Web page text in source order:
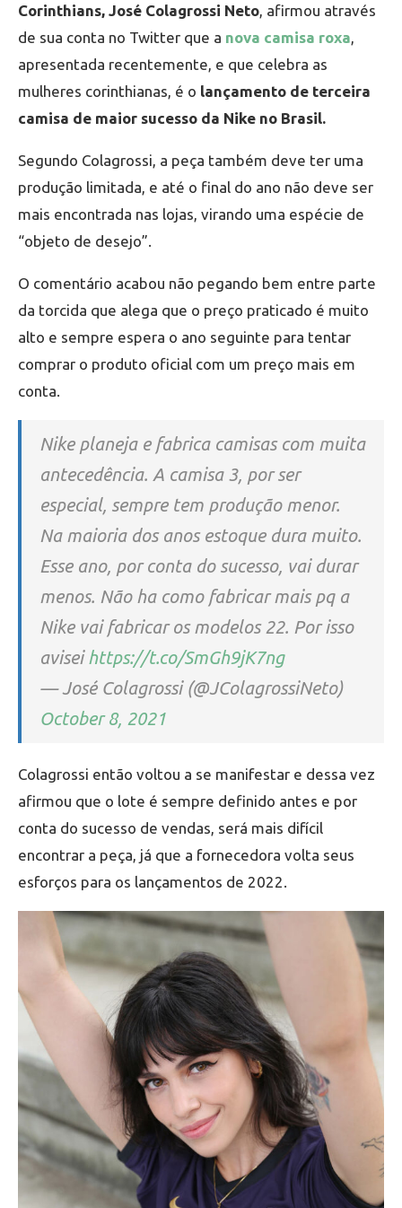
Corinthians, José Colagrossi Neto , afirmou através
de sua conta no Twitter que a nova camisa roxa
apresentada recentemente, e que celebra as
mulheres corinthianas, é o lançamento de terceira
camisa de maior sucesso da Nike no Brasil.
Segundo Colagrossi, a peça também deve ter uma
produção limitada, e até o final do ano não deve ser
mais encontrada nas lojas, virando uma espécie de
“objeto de desejo”.
O comentário acabou não pegando bem entre parte
da torcida que alega que o preço praticado é muito
alto e sempre espera o ano seguinte para tentar
comprar o produto oficial com um preço mais em
conta.
Nike planeja e fabrica camisas com muita
antecedência. A camisa 3, por ser
especial, sempre tem produção menor.
Na maioria dos anos estoque dura muito.
Esse ano, por conta do sucesso, vai durar
menos. Não ha como fabricar mais pq a
Nike vai fabricar os modelos 22. Por isso
avisei https://t.co/SmGh9jK7ng
— José Colagrossi (@JColagrossiNeto)
October 8, 2021
Colagrossi então voltou a se manifestar e dessa vez
afirmou que o lote é sempre definido antes e por
conta do sucesso de vendas, será mais difícil
encontrar a peça, já que a fornecedora volta seus
esforços para os lançamentos de 2022.